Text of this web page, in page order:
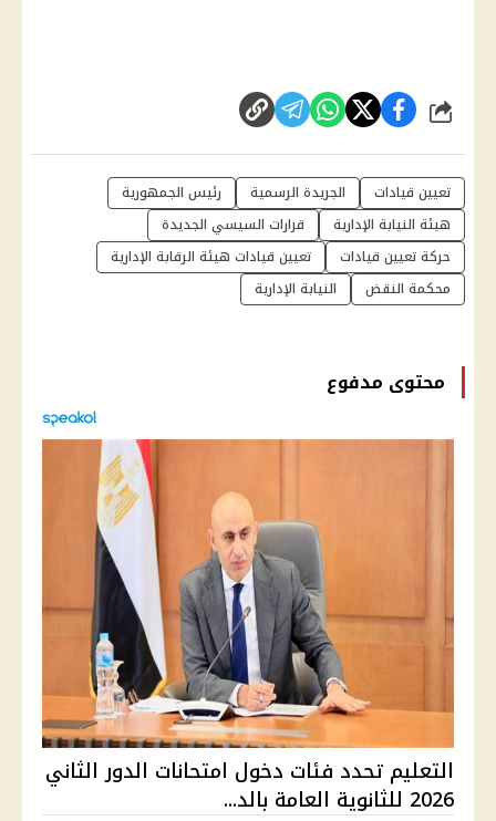
شارك
تعيين قيادات الجريدة الرسمية
رئيس الجمهورية
هيئة النيابة الإدارية
قرارات السيسي الجديدة
حركة تعيين قيادات
تعيين قيادات هيئة الرقابة الإدارية
محكمة النقض
النيابة الإدارية
محتوى مدفوع
التعليم تحدد فئات دخول امتحانات الدور الثاني
2026 للثانوية العامة بالد...